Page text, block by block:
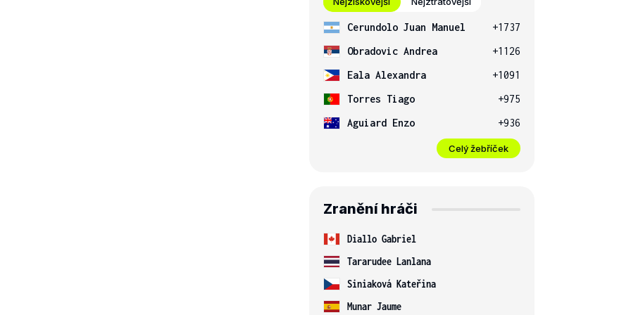
Cerundolo Juan Manuel
+1737
Obradovic Andrea
+1126
Eala Alexandra
+1091
Torres Tiago
+975
Aguiard Enzo
+936
Celý žebříček
Zranění hráči
Diallo Gabriel
Tararudee Lanlana
Siniaková Kateřina
Munar Jaume